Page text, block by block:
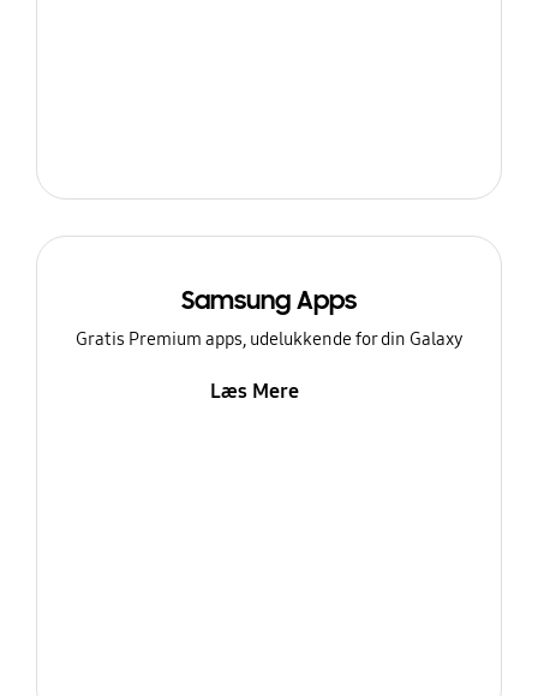
Samsung Apps
Gratis Premium apps, udelukkende for din Galaxy
Læs Mere